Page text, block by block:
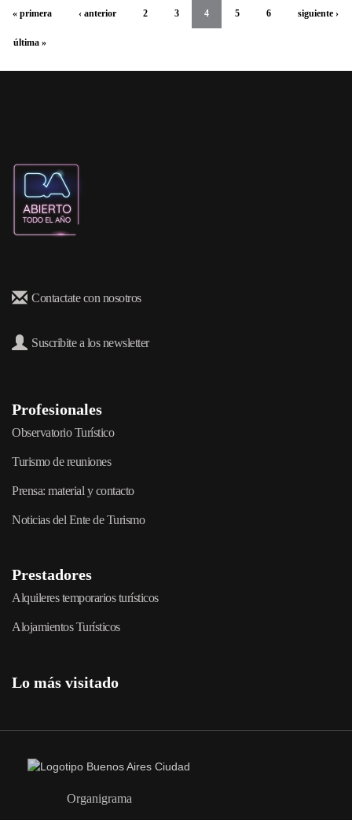
« primera ‹ anterior 2 3 4 5 6 siguiente ›
última »
Contactate con nosotros
Suscribite a los newsletter
Profesionales
Observatorio Turístico
Turismo de reuniones
Prensa: material y contacto
Noticias del Ente de Turismo
Prestadores
Alquileres temporarios turísticos
Alojamientos Turísticos
Lo más visitado
Organigrama